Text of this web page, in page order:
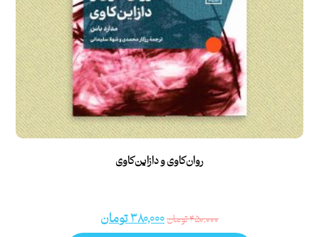
روان‌کاوی و دازاین‌کاوی
۴۵۰,۰۰۰تومان۳۸۰,۰۰۰تومان